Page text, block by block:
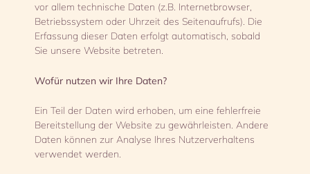
vor allem technische Daten (z.B. Internetbrowser,
Betriebssystem oder Uhrzeit des Seitenaufrufs). Die
Erfassung dieser Daten erfolgt automatisch, sobald
Sie unsere Website betreten.
Wofür nutzen wir Ihre Daten?
Ein Teil der Daten wird erhoben, um eine fehlerfreie
Bereitstellung der Website zu gewährleisten. Andere
Daten können zur Analyse Ihres Nutzerverhaltens
verwendet werden.